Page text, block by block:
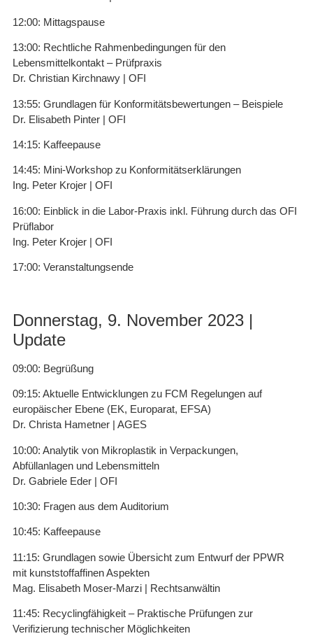
12:00: Mittagspause
13:00: Rechtliche Rahmenbedingungen für den
Lebensmittelkontakt – Prüfpraxis
Dr. Christian Kirchnawy | OFI
13:55: Grundlagen für Konformitätsbewertungen – Beispiele
Dr. Elisabeth Pinter | OFI
14:15: Kaffeepause
14:45: Mini-Workshop zu Konformitätserklärungen
Ing. Peter Krojer | OFI
16:00: Einblick in die Labor-Praxis inkl. Führung durch das OFI
Prüflabor
Ing. Peter Krojer | OFI
17:00: Veranstaltungsende
Donnerstag, 9. November 2023 |
Update
09:00: Begrüßung
09:15: Aktuelle Entwicklungen zu FCM Regelungen auf
europäischer Ebene (EK, Europarat, EFSA)
Dr. Christa Hametner | AGES
10:00: Analytik von Mikroplastik in Verpackungen,
Abfüllanlagen und Lebensmitteln
Dr. Gabriele Eder | OFI
10:30: Fragen aus dem Auditorium
10:45: Kaffeepause
11:15: Grundlagen sowie Übersicht zum Entwurf der PPWR
mit kunststoffaffinen Aspekten
Mag. Elisabeth Moser-Marzi | Rechtsanwältin
11:45: Recyclingfähigkeit – Praktische Prüfungen zur
Verifizierung technischer Möglichkeiten